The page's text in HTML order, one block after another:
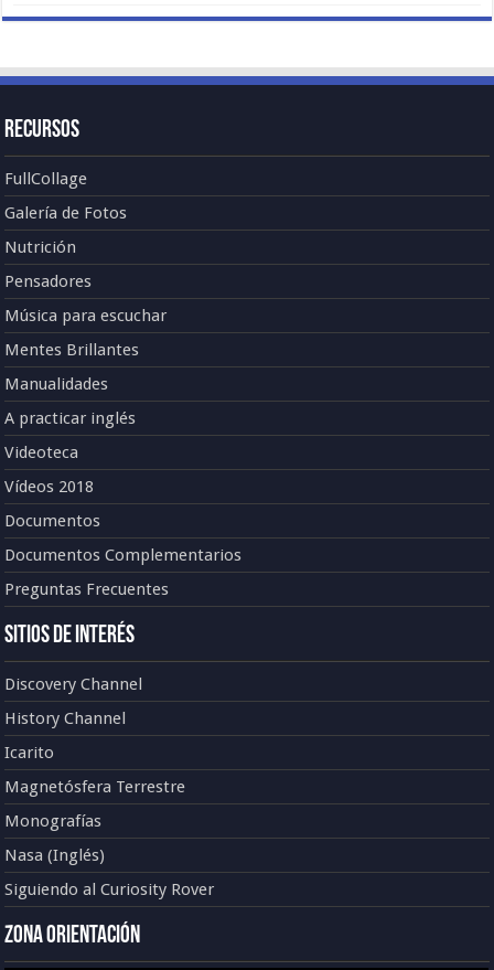
Recursos
FullCollage
Galería de Fotos
Nutrición
Pensadores
Música para escuchar
Mentes Brillantes
Manualidades
A practicar inglés
Videoteca
Vídeos 2018
Documentos
Documentos Complementarios
Preguntas Frecuentes
Sitios de Interés
Discovery Channel
History Channel
Icarito
Magnetósfera Terrestre
Monografías
Nasa (Inglés)
Siguiendo al Curiosity Rover
Zona Orientación